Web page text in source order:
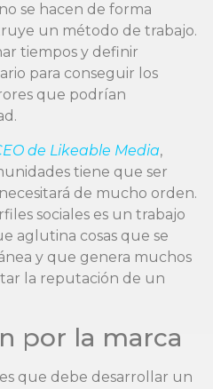
se hacen de forma
un método de trabajo.
tiempos y definir
para conseguir los
que podrían
de Likeable Media,
tiene que ser
de mucho orden.
sociales es un trabajo
aglutina cosas que se
y que genera muchos
la reputación de un
por la marca
que debe desarrollar un